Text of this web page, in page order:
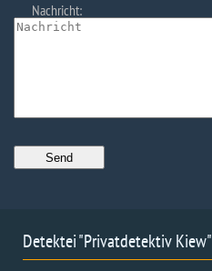
Nachricht:
Detektei "Privatdetektiv Kiew"